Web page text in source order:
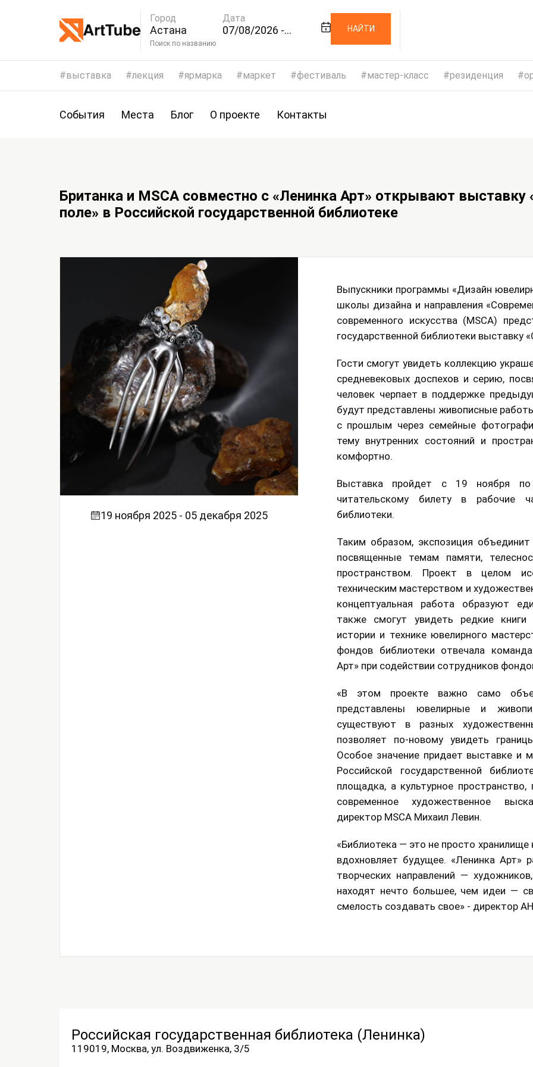
Город
Астана
Дата
07/08/2026 -
Поиск по названию
НАЙТИ
выставка лекция ярмарка маркет фестиваль мастер-класс резиденция
События Места Блог О проекте Контакты
Британка и MSCA совместно с «Ленинка Арт» открывают
поле» в Российской государственной библиотеке
19 ноября 2025 - 05 декабря 2025
Выпускники программы «Дизайн
школы дизайна и направления
современного искусства (MSCA)
государственной библиотеки выставку
Гости смогут увидеть коллекцию
средневековых доспехов и серию,
человек черпает в поддержке
будут представлены живописные
с прошлым через семейные
тему внутренних состояний и
комфортно.
Выставка пройдет с 19 ноября
читательскому билету в рабочие
библиотеки.
Таким образом, экспозиция
посвященные темам памяти,
пространством. Проект в целом
техническим мастерством и
концептуальная работа образуют
также смогут увидеть редкие
истории и технике ювелирного
фондов библиотеки отвечала
Арт» при содействии сотрудников
«В этом проекте важно само
представлены ювелирные и
существуют в разных
позволяет по-новому увидеть
Особое значение придает выставке и
Российской государственной
площадка, а культурное
современное художественное
директор MSCA Михаил Левин.
«Библиотека — это не просто
вдохновляет будущее. «Ленинка Арт»
творческих направлений —
находят нечто большее, чем идеи —
смелость создавать свое» - директор
Российская государственная библиотека (Ленинка)
119019, Москва, ул. Воздвиженка, 3/5